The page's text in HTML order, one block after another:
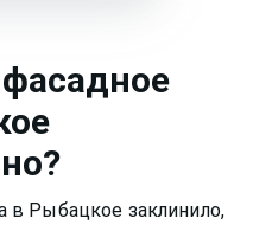
в Рыбацкое заклинило,